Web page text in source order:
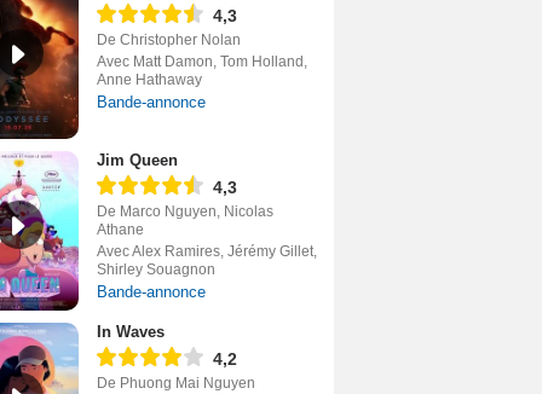
4,3
De Christopher Nolan
Avec Matt Damon, Tom Holland,
Anne Hathaway
Bande-annonce
Jim Queen
4,3
De Marco Nguyen, Nicolas
Athane
Avec Alex Ramires, Jérémy Gillet,
Shirley Souagnon
Bande-annonce
In Waves
4,2
De Phuong Mai Nguyen